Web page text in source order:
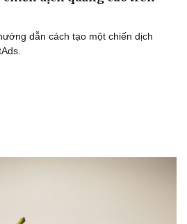
dẫn cách tạo một chiến dịch